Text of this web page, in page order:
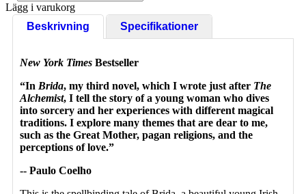
Lägg i varukorg
Beskrivning
Specifikationer
New York Times Bestseller
“In Brida, my third novel, which I wrote just after The
Alchemist, I tell the story of a young woman who dives
into sorcery and her experiences with different magical
traditions. I explore many themes that are dear to me,
such as the Great Mother, pagan religions, and the
perceptions of love.”
-- Paulo Coelho